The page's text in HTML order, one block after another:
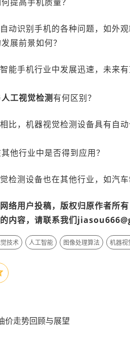
动识别手机的各种问题，如外
展前景如何？
能手机行业中发展迅速，未来
人工视觉检测有何区别？
比，机器视觉检测设备具有自
他行业中是否得到应用？
检测设备也在其他行业，如汽
络用户投稿，版权归原作者所
内容，请联系我们
技术 人工智能 图像处理算法 机器视
价走势回顾与展望